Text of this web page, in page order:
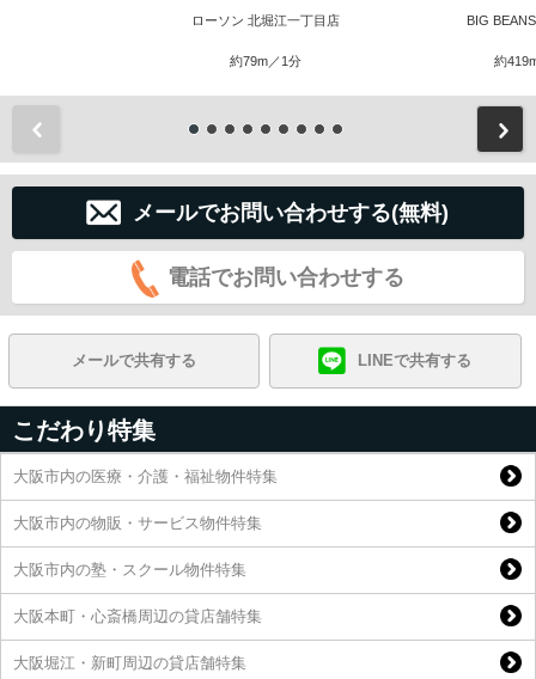
ローソン 北堀江一丁目店
約79m／1分
BIG
約
メールでお問い合わせする(無料)
電話でお問い合わせする
メールで共有する LINEで共有する
こだわり特集
大阪市内の医療・介護・福祉物件特集
大阪市内の物販・サービス物件特集
大阪市内の塾・スクール物件特集
大阪本町・心斎橋周辺の貸店舗特集
大阪堀江・新町周辺の貸店舗特集